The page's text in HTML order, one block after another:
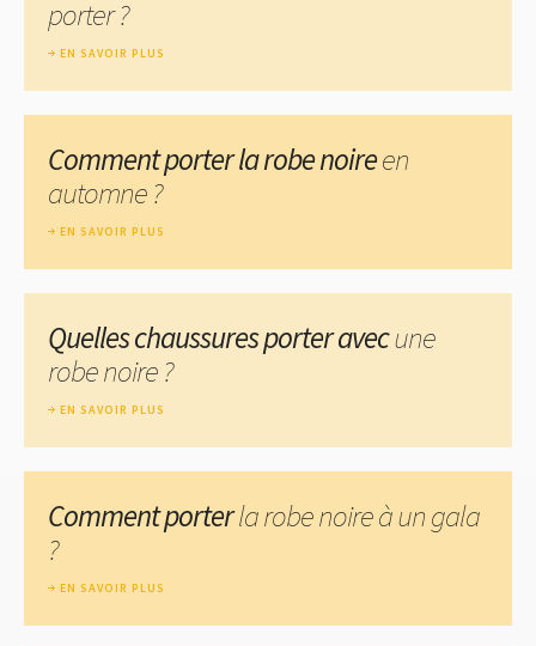
porter ?
EN SAVOIR PLUS
Comment porter la robe noireen
automne ?
EN SAVOIR PLUS
Quelles chaussures porter avecune
robe noire ?
EN SAVOIR PLUS
Comment porterla robe noire à un gala
?
EN SAVOIR PLUS